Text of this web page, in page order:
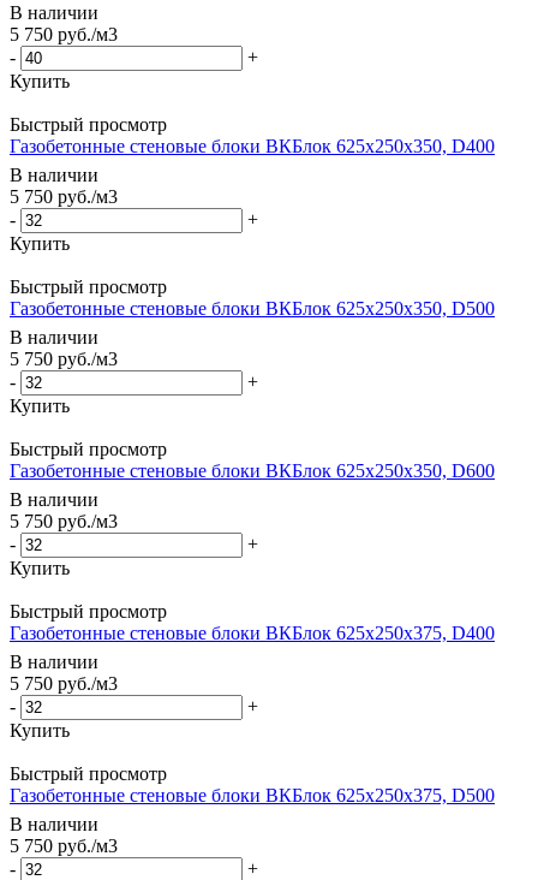
В наличии
5 750 руб./м3
-
+
Купить
Быстрый просмотр
Газобетонные стеновые блоки ВКБлок 625х250х350, D400
В наличии
5 750 руб./м3
-
+
Купить
Быстрый просмотр
Газобетонные стеновые блоки ВКБлок 625х250х350, D500
В наличии
5 750 руб./м3
-
+
Купить
Быстрый просмотр
Газобетонные стеновые блоки ВКБлок 625х250х350, D600
В наличии
5 750 руб./м3
-
+
Купить
Быстрый просмотр
Газобетонные стеновые блоки ВКБлок 625х250х375, D400
В наличии
5 750 руб./м3
-
+
Купить
Быстрый просмотр
Газобетонные стеновые блоки ВКБлок 625х250х375, D500
В наличии
5 750 руб./м3
-
+